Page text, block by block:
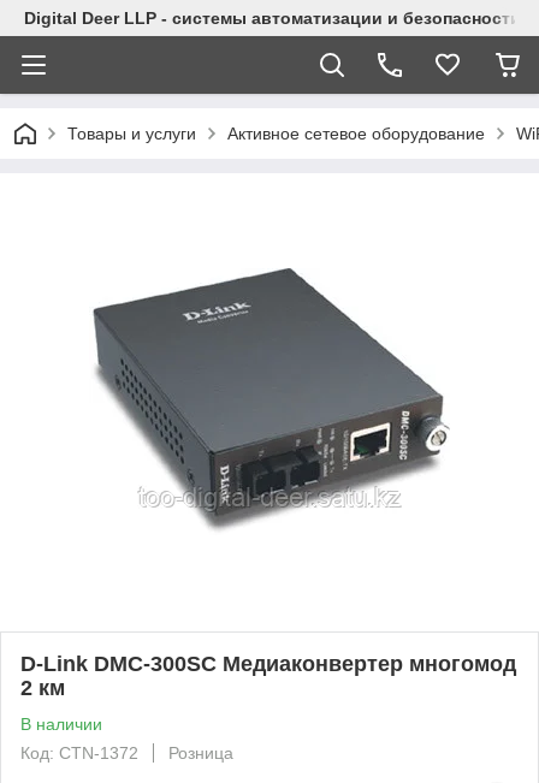
Digital Deer LLP - системы автоматизации и безопасности
Товары и услуги Активное сетевое оборудование
D-Link DMC-300SC Медиаконвертер многомод
2 км
В наличии
Код: CTN-1372
Розница